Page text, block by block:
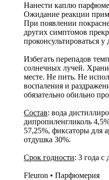
Нанести каплю
Ожидание реакции
При появлении
других симптомов
проконсультироваться у
Избегать перепадов
солнечных лучей.
месте. Не пить. Не
воспаления и
обязательно обильно
Состав: вода
дипропиленгликоль
57,25%, фиксаторы для
отдушка 30%.
Срок годности: 3 года с
Fleuron • Парфюмерия